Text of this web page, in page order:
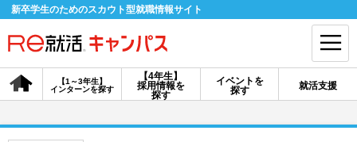
新卒学生のためのスカウト型就職情報サイト
【4年生】
採用情報を
探す
【1～3年生】
インターンを探す
イベントを
探す
就活支援
会員登録 ログイン